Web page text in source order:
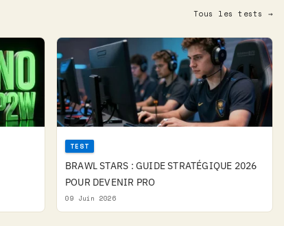
Tous les tests →
TEST
BRAWL STARS : GUIDE STRATÉGIQUE 2026
POUR DEVENIR PRO
09 Juin 2026